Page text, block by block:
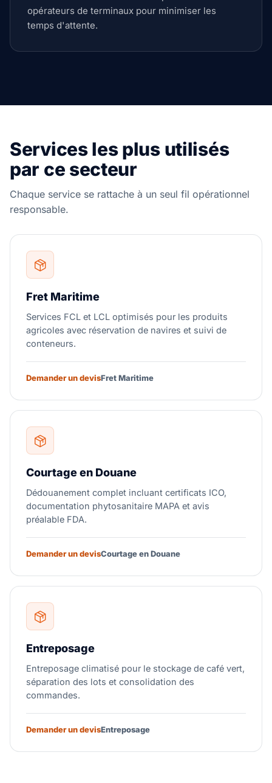
opérateurs de terminaux pour minimiser les
temps d'attente.
Services les plus utilisés
par ce secteur
Chaque service se rattache à un seul fil opérationnel
responsable.
Fret Maritime
Services FCL et LCL optimisés pour les produits
agricoles avec réservation de navires et suivi de
conteneurs.
Demander un devisFret Maritime
Courtage en Douane
Dédouanement complet incluant certificats ICO,
documentation phytosanitaire MAPA et avis
préalable FDA.
Demander un devisCourtage en Douane
Entreposage
Entreposage climatisé pour le stockage de café vert,
séparation des lots et consolidation des
commandes.
Demander un devisEntreposage